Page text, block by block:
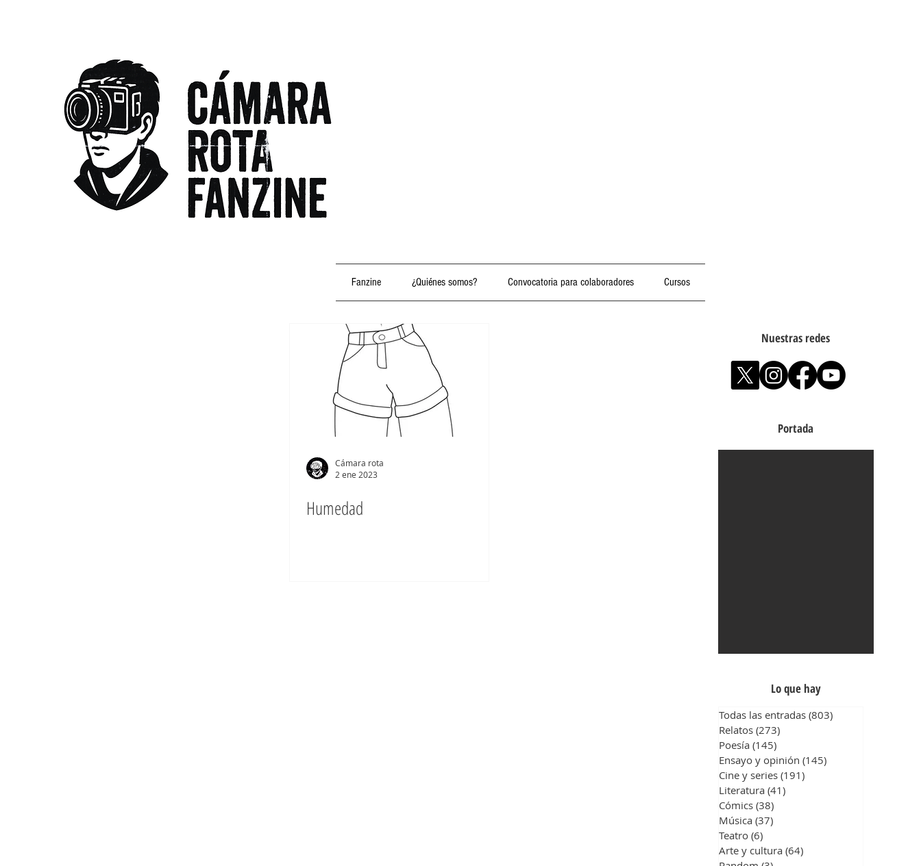
Fanzine ¿Quiénes somos? Convocatoria para colaboradores Cursos
Cámara rota
2 ene 2023
Humedad
Nuestras redes
Portada
Lo que hay
Todas las entradas (803)
Relatos (273)
Poesía (145)
Ensayo y opinión (145)
Cine y series (191)
Literatura (41)
Cómics (38)
Música (37)
Teatro (6)
Arte y cultura (64)